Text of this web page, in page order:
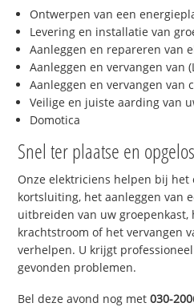
Ontwerpen van een
Levering en installatie van
Aanleggen en repareren van
Aanleggen en vervangen van
Aanleggen en vervangen van
Veilige en juiste aarding van
Domotica
Snel ter plaatse en
Onze elektriciens helpen bij het
kortsluiting, het aanleggen van
uitbreiden van uw groepenkast,
krachtstroom of het vervangen
verhelpen. U krijgt
gevonden problemen.
Bel deze avond nog met030-